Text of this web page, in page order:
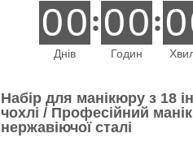
00
Днів
00
Годин
0
Набір для манікюру з 18
чохлі / Професійний
нержавіючої сталі